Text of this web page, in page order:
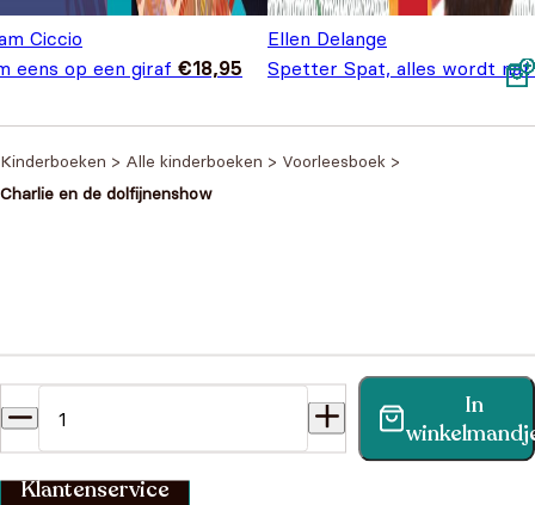
Ciccio
eens op een giraf €18,95
Ellen Delange
Spetter Spat, alles wordt
Kinderboeken > Alle kinderboeken > Voorleesboek >
Charlie en de dolfijnenshow
In
Vind binnen no-time antwoord op je vraag op onze
klantenservice pagina.
Klantenservice